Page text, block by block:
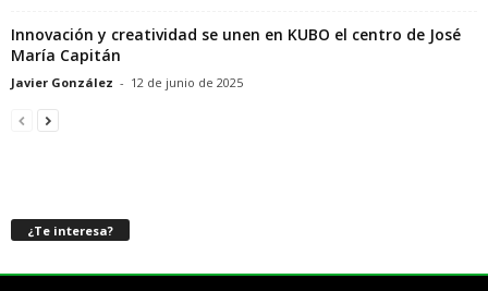
Innovación y creatividad se unen en KUBO el centro de José
María Capitán
Javier González - 12 de junio de 2025
¿Te interesa?